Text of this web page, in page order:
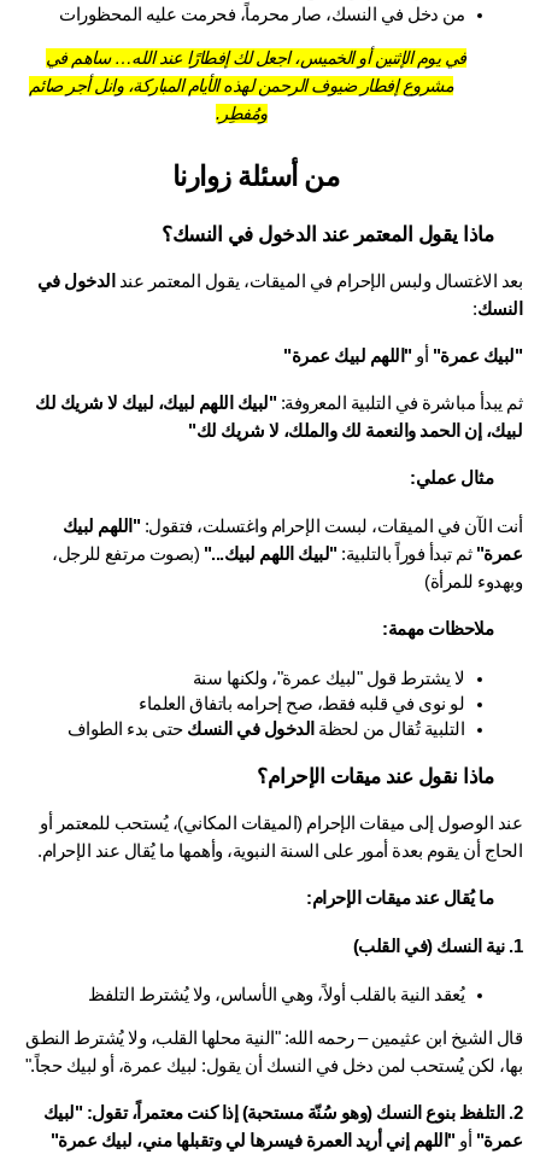
من دخل في النسك، صار محرماً، فحرمت عليه المحظورات
في يوم الإثنين أو الخميس، اجعل لك إفطارًا عند الله… ساهم في
مشروع إفطار ضيوف الرحمن لهذه الأيام المباركة، وانل أجر صائم
ومُفطِر.
من أسئلة زوارنا
ماذا يقول المعتمر عند الدخول في النسك؟
الاغتسال ولبس الإحرام في الميقات، يقول المعتمر عند
الدخول في
:
عمرة" أو "اللهم لبيك عمرة"
يبدأ مباشرة في التلبية المعروفة:
"لبيك اللهم لبيك، لبيك لا شريك لك
إن الحمد والنعمة لك والملك، لا شريك لك"
مثال عملي:
الآن في الميقات، لبست الإحرام واغتسلت، فتقول:
"اللهم لبيك
ثم تبدأ فوراً بالتلبية: "لبيك اللهم لبيك..."
(بصوت مرتفع للرجل،
للمرأة)
ملاحظات مهمة:
لا يشترط قول "لبيك عمرة"، ولكنها سنة
لو نوى في قلبه فقط، صح إحرامه باتفاق العلماء
التلبية تُقال من لحظة الدخول في النسك حتى بدء الطواف
ماذا نقول عند ميقات الإحرام؟
عند الوصول إلى ميقات الإحرام (الميقات المكاني)، يُستحب للمعتمر أو
أن يقوم بعدة أمور على السنة النبوية، وأهمها ما يُقال عند الإحرام.
ما يُقال عند ميقات الإحرام:
يُعقد النية بالقلب أولاً، وهي الأساس، ولا يُشترط التلفظ
قال الشيخ ابن عثيمين – رحمه الله: "النية محلها القلب، ولا يُشترط النطق
لكن يُستحب لمن دخل في النسك أن يقول: لبيك عمرة، أو لبيك حجاً."
إذا كنت معتمراً، تقول:
"لبيك
أو "اللهم إني أريد العمرة فيسرها لي وتقبلها مني، لبيك عمرة"